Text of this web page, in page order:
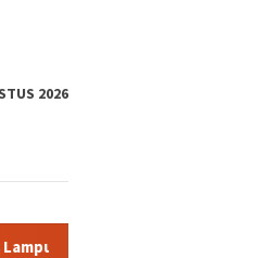
2026
Dugaan Pelanggaran AD/ART